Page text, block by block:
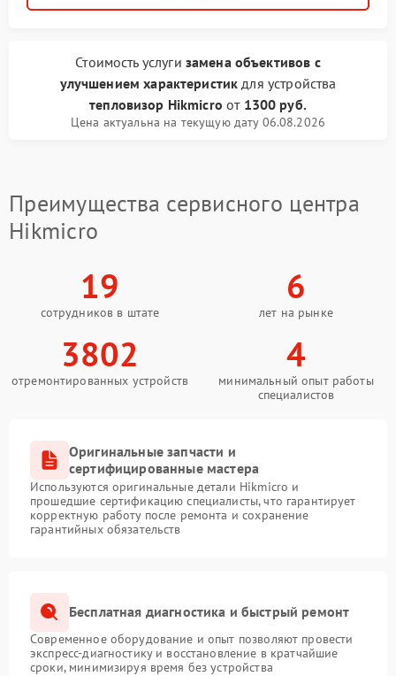
Стоимость услуги замена объективов с
улучшением характеристик для устройства
тепловизор Hikmicro от 1300 руб.
Цена актуальна на текущую дату 06.08.2026
Преимущества сервисного центра
Hikmicro
19
сотрудников в штате
6
лет на рынке
3802
отремонтированных устройств
4
минимальный опыт работы
специалистов
Оригинальные запчасти и
сертифицированные мастера
Используются оригинальные детали Hikmicro и
прошедшие сертификацию специалисты, что гарантирует
корректную работу после ремонта и сохранение
гарантийных обязательств
Бесплатная диагностика и быстрый ремонт
Современное оборудование и опыт позволяют провести
экспресс-диагностику и восстановление в кратчайшие
сроки, минимизируя время без устройства